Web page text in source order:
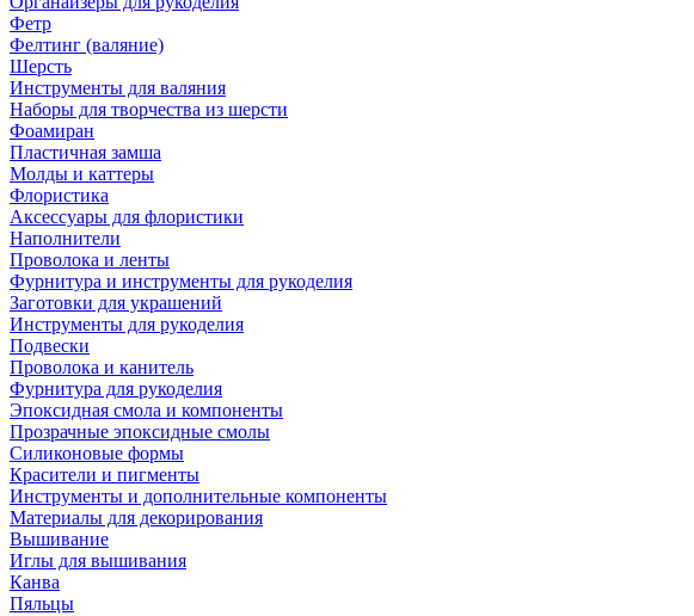
Фетр
Фелтинг (валяние)
Шерсть
Инструменты для валяния
Наборы для творчества из шерсти
Фоамиран
Пластичная замша
Молды и каттеры
Флористика
Аксессуары для флористики
Наполнители
Проволока и ленты
Фурнитура и инструменты для рукоделия
Заготовки для украшений
Инструменты для рукоделия
Подвески
Проволока и канитель
Фурнитура для рукоделия
Эпоксидная смола и компоненты
Прозрачные эпоксидные смолы
Силиконовые формы
Красители и пигменты
Инструменты и дополнительные компоненты
Материалы для декорирования
Вышивание
Иглы для вышивания
Канва
Пяльцы